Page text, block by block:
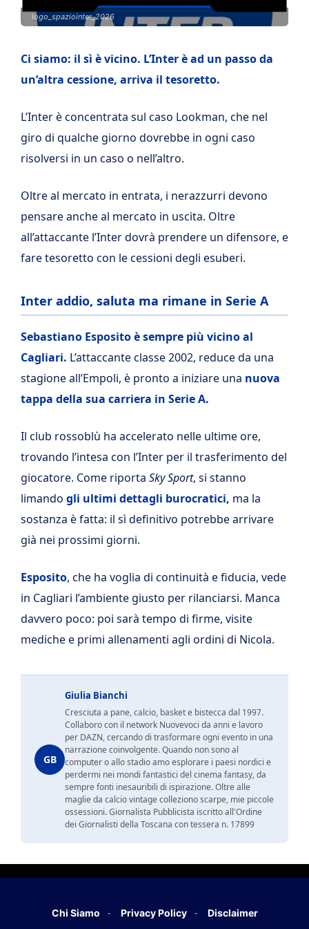
logo_spaziointer_2026
Ci siamo: il sì è vicino. L’Inter è ad un passo da
un’altra cessione, arriva il tesoretto.
L’Inter è concentrata sul caso Lookman, che nel
giro di qualche giorno dovrebbe in ogni caso
risolversi in un caso o nell’altro.
Oltre al mercato in entrata, i nerazzurri devono
pensare anche al mercato in uscita. Oltre
all’attaccante l’Inter dovrà prendere un difensore, e
fare tesoretto con le cessioni degli esuberi.
Inter addio, saluta ma rimane in Serie A
Sebastiano Esposito è sempre più vicino al
Cagliari. L’attaccante classe 2002, reduce da una
stagione all’Empoli, è pronto a iniziare una nuova
tappa della sua carriera in Serie A.
Il club rossoblù ha accelerato nelle ultime ore,
trovando l’intesa con l’Inter per il trasferimento del
giocatore. Come riporta Sky Sport, si stanno
limando gli ultimi dettagli burocratici, ma la
sostanza è fatta: il sì definitivo potrebbe arrivare
già nei prossimi giorni.
Esposito, che ha voglia di continuità e fiducia, vede
in Cagliari l’ambiente giusto per rilanciarsi. Manca
davvero poco: poi sarà tempo di firme, visite
mediche e primi allenamenti agli ordini di Nicola.
GB
Giulia Bianchi
Cresciuta a pane, calcio, basket e bistecca dal 1997.
Collaboro con il network Nuovevoci da anni e lavoro
per DAZN, cercando di trasformare ogni evento in una
narrazione coinvolgente. Quando non sono al
computer o allo stadio amo esplorare i paesi nordici e
perdermi nei mondi fantastici del cinema fantasy, da
sempre fonti inesauribili di ispirazione. Oltre alle
maglie da calcio vintage colleziono scarpe, mie piccole
ossessioni. Giornalista Pubblicista iscritto all'Ordine
dei Giornalisti della Toscana con tessera n. 17899
Chi Siamo Privacy Policy Disclaimer